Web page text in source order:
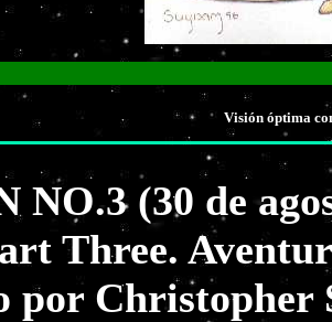
Visión óptima
NO.3 (30 de
Three.
por Christopher